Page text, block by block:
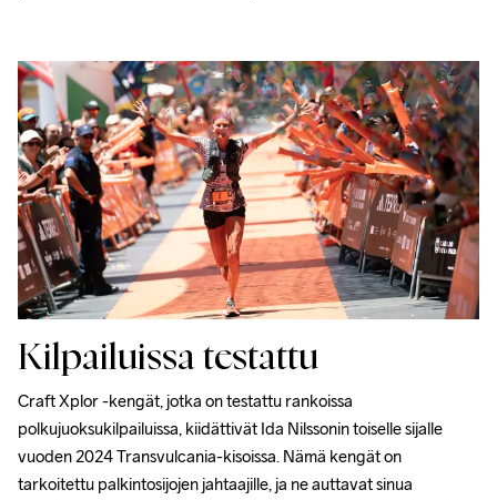
Kilpailuissa testattu
Craft Xplor -kengät, jotka on testattu rankoissa
polkujuoksukilpailuissa, kiidättivät Ida Nilssonin toiselle sijalle
vuoden 2024 Transvulcania-kisoissa. Nämä kengät on
tarkoitettu palkintosijojen jahtaajille, ja ne auttavat sinua